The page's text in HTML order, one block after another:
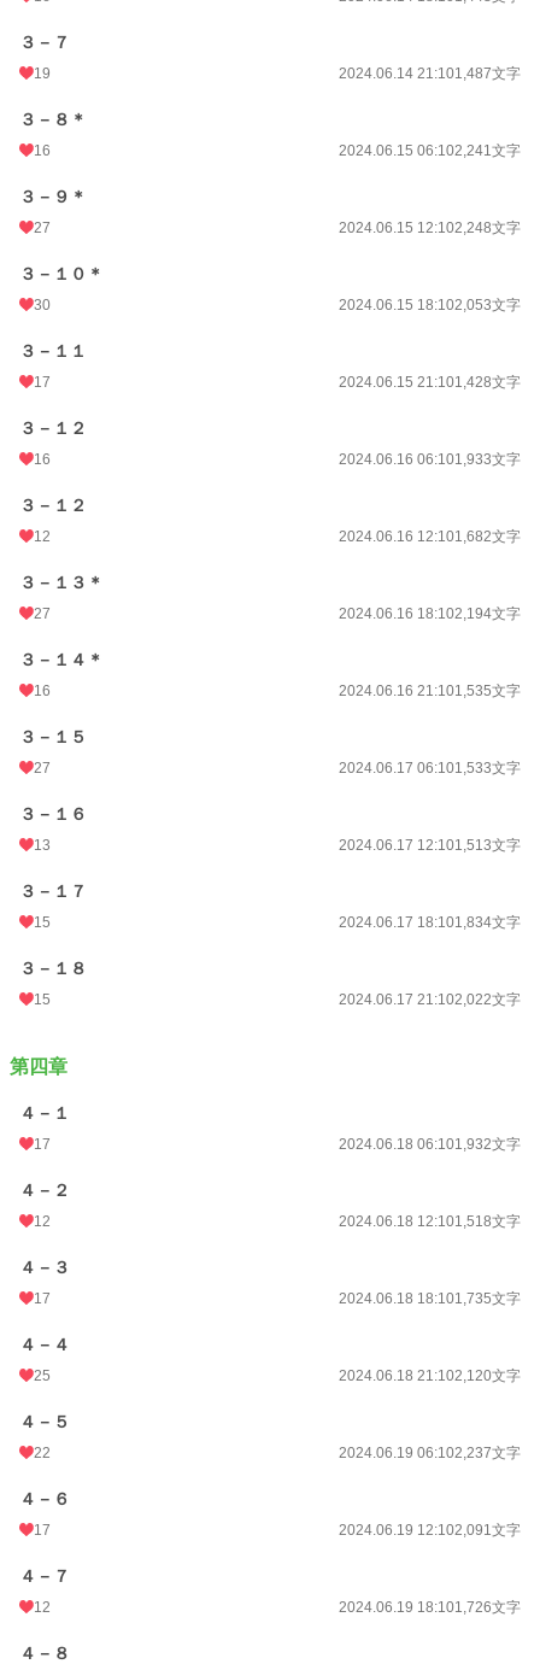
３－７
19 2024.06.14 21:101,487文字
３－８＊
16 2024.06.15 06:102,241文字
３－９＊
27 2024.06.15 12:102,248文字
３－１０＊
30 2024.06.15 18:102,053文字
３－１１
17 2024.06.15 21:101,428文字
３－１２
16 2024.06.16 06:101,933文字
３－１２
12 2024.06.16 12:101,682文字
３－１３＊
27 2024.06.16 18:102,194文字
３－１４＊
16 2024.06.16 21:101,535文字
３－１５
27 2024.06.17 06:101,533文字
３－１６
13 2024.06.17 12:101,513文字
３－１７
15 2024.06.17 18:101,834文字
３－１８
15 2024.06.17 21:102,022文字
第四章
４－１
17 2024.06.18 06:101,932文字
４－２
12 2024.06.18 12:101,518文字
４－３
17 2024.06.18 18:101,735文字
４－４
25 2024.06.18 21:102,120文字
４－５
22 2024.06.19 06:102,237文字
４－６
17 2024.06.19 12:102,091文字
４－７
12 2024.06.19 18:101,726文字
４－８